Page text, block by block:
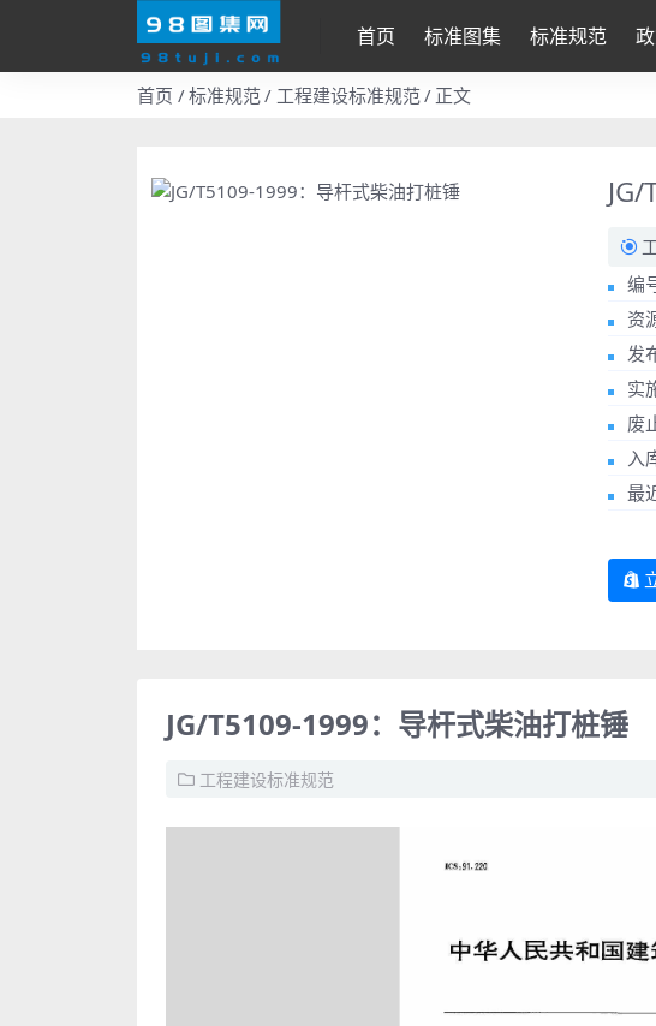
首页 标准图集 标准规范
首页 标准规范 工程建设标准规范 正文
编
资
发
实
废
入
最
JG/T5109-1999：导杆式柴油打桩锤
工程建设标准规范